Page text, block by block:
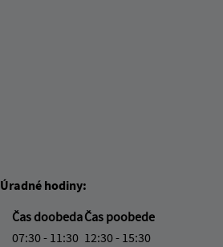
Úradné hodiny:
Čas doobedaČas poobede
07:30 - 11:30 12:30 - 15:30